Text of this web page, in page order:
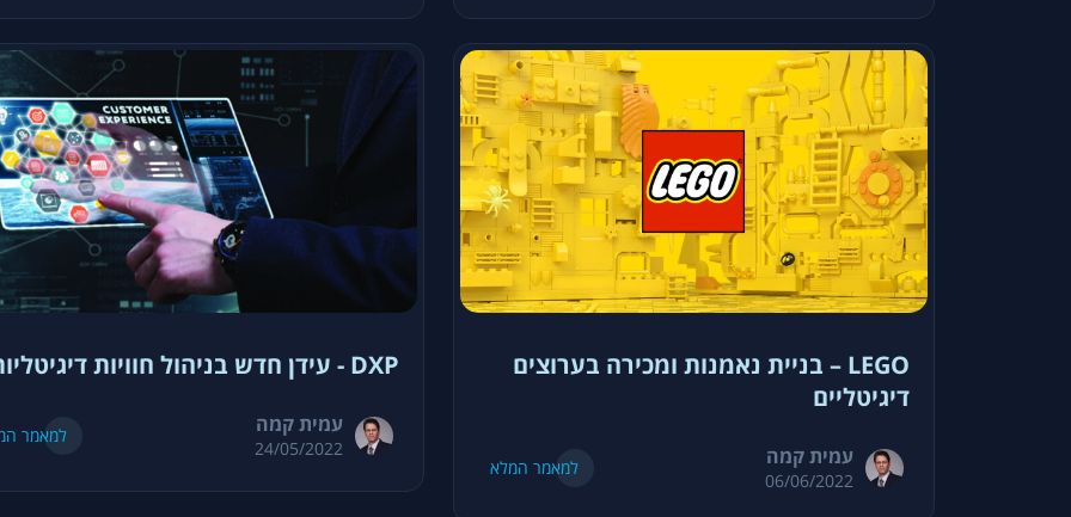
LEGO – בניית נאמנות ומכירה בערוצים
דיגיטליים
עמית קמה
06/06/2022
למאמר המלא
DXP - עידן חדש בניהול חוויות דיגיטליות
עמית קמה
24/05/2022
למאמר